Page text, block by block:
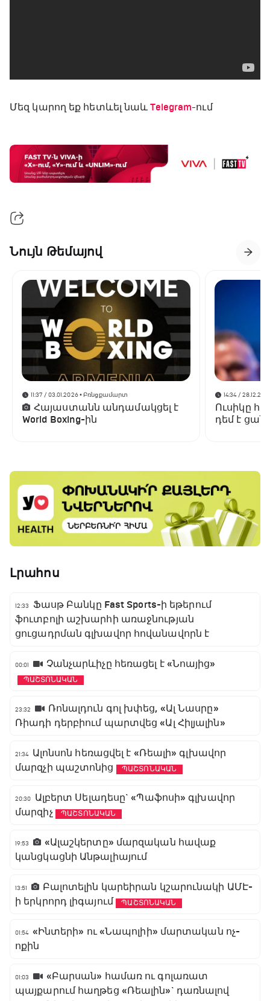
Մեզ կարող եք հետևել նաև Telegram-ում
Նույն Թեմայով
11:37 / 03.01.2026• Բռնցքամարտ
Հայաստանն անդամակցել է
World Boxing-ին
14:34 /
Ուսիկը
դեմ է
Լրահոս
12:33
Ֆասթ Բանկը Fast Sports-ի եթերում
ֆուտբոլի աշխարհի առաջնության
ցուցադրման գլխավոր հովանավորն է
00:01 Չանչարևիչը հեռացել է «Նոայից»
ՊԱՇՏՈՆԱԿԱՆ
23:32
Ռոնալդուն գոլ խփեց, «Ալ Նասրը»
Ռիադի դերբիում պարտվեց «Ալ Հիլյալին»
21:34 Ալոնսոն հեռացվել է «Ռեալի» գլխավոր
մարզչի պաշտոնից
ՊԱՇՏՈՆԱԿԱՆ
20:30
Ալբերտ Սելադեսը` «Պաֆոսի» գլխավոր
մարզիչ
ՊԱՇՏՈՆԱԿԱՆ
19:53
«Ալաշկերտը» մարզական հավաք
կանցկացնի Անթալիայում
13:51
Բալոտելին կարեիրան կշարունակի ԱՄԷ-
ի երկրորդ լիգայում
ՊԱՇՏՈՆԱԿԱՆ
01:54 «Ինտերի» ու «Նապոլիի» մարտական ոչ-
ոքին
01:03
«Բարսան» համառ ու գոլառատ
պայքարում հաղթեց «Ռեալին»` դառնալով